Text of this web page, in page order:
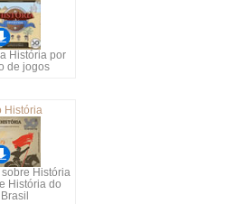
História por
de jogos
História
sobre História
História do
Brasil